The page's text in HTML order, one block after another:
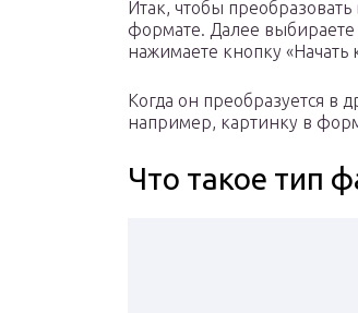
Итак, чтобы
формате. Далее
нажимаете кнопку
Когда он преобразуется в
например, картинку в
Что такое тип